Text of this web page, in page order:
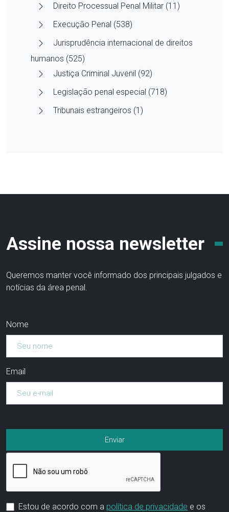
Direito Processual Penal Militar (11)
Execução Penal (538)
Jurisprudência internacional de direitos
humanos (525)
Justiça Criminal Juvenil (92)
Legislação penal especial (718)
Tribunais estrangeiros (1)
Assine nossa newsletter
Queremos manter você informado dos principais julgados e
notícias da área penal.
Nome
Email
Estou de acordo com a política de privacidade e os